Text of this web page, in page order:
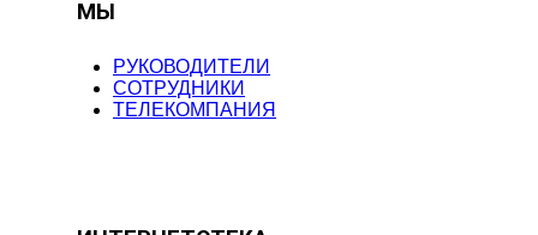
МЫ
РУКОВОДИТЕЛИ
СОТРУДНИКИ
ТЕЛЕКОМПАНИЯ